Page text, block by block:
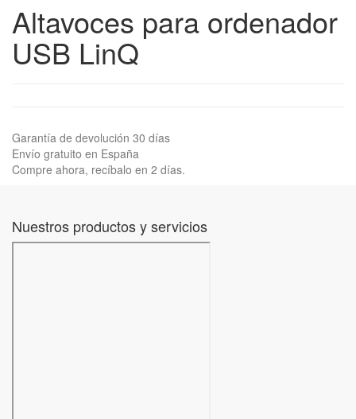
Altavoces para ordenador
USB LinQ
Garantía de devolución 30 días
Envío gratuito en España
Compre ahora, recíbalo en 2 días.
Nuestros productos y servicios